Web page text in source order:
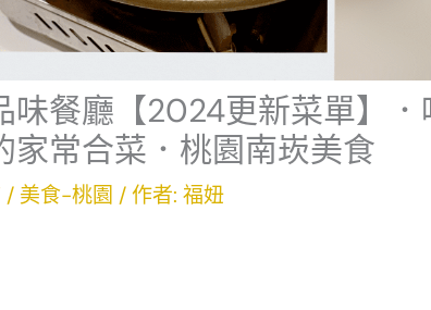
味餐廳【2024更新菜單】
家常合菜．桃園南崁美食
/ 美食-桃園 / 作者: 福妞